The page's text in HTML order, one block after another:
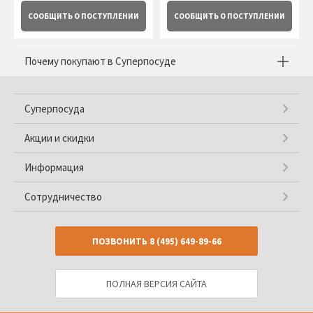
СООБЩИТЬ О ПОСТУПЛЕНИИ СООБЩИТЬ О ПОСТУПЛЕНИИ
Почему покупают в Суперпосуде
Суперпосуда
Акции и скидки
Информация
Сотрудничество
ПОЗВОНИТЬ 8 (495) 649-89-66
ПОЛНАЯ ВЕРСИЯ САЙТА